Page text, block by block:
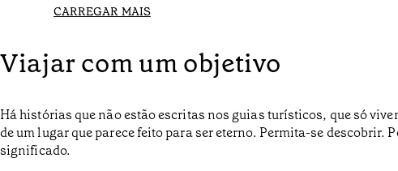
CARREGAR MAIS
Viajar com um objetivo
Há histórias que não estão escritas nos guias turísticos, que só
de um lugar que parece feito para ser eterno. Permita-se
significado.